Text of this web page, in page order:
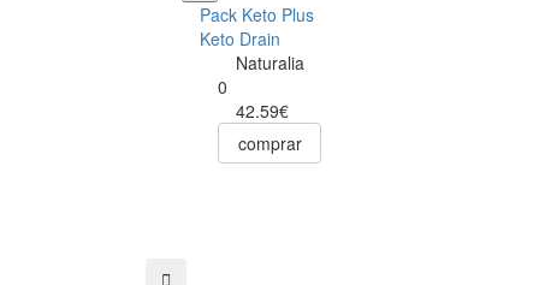
Pack Keto Plus
Keto Drain
Naturalia
0
42.59€
comprar